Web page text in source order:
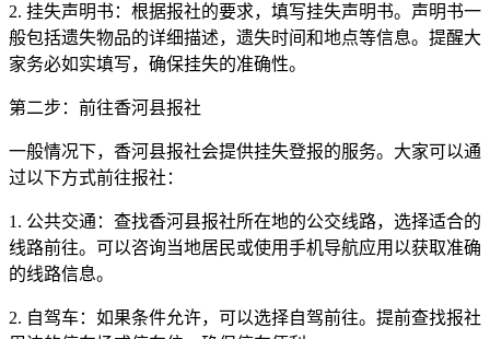
2. 挂失声明书：根据报社的要求，填写挂失声明书。声明书一
般包括遗失物品的详细描述，遗失时间和地点等信息。提醒大
家务必如实填写，确保挂失的准确性。
第二步：前往香河县报社
一般情况下，香河县报社会提供挂失登报的服务。大家可以通
过以下方式前往报社：
1. 公共交通：查找香河县报社所在地的公交线路，选择适合的
线路前往。可以咨询当地居民或使用手机导航应用以获取准确
的线路信息。
2. 自驾车：如果条件允许，可以选择自驾前往。提前查找报社